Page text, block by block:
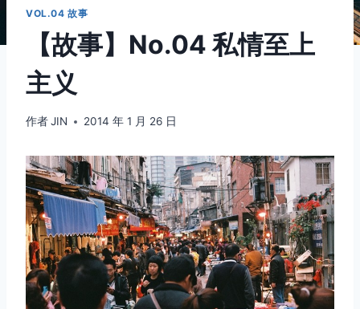
VOL.04 故事
【故事】No.04 私情至上
主义
作者JIN 2014 年 1 月 26 日